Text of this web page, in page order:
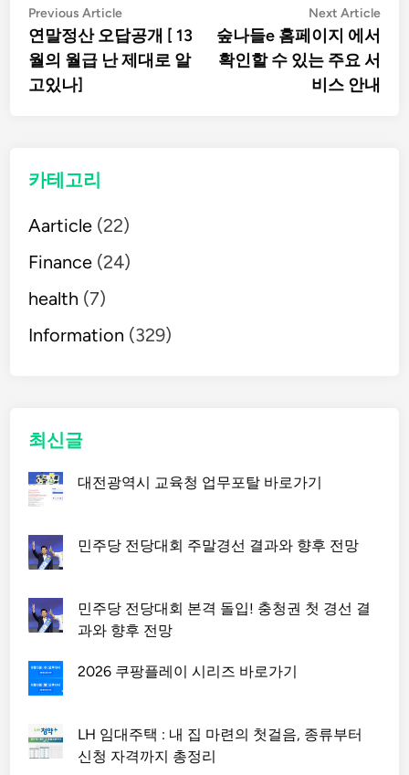
글
탐
색
Previous ArticlePrevious
article:
연말정산 오답공개 [ 13
월의 월급 난 제대로 알
고있나]
Next Article
숲나들e 홈페이지 에서
확인할 수 있는 주요 서
비스 안내
카테고리
Aarticle (22)
Finance (24)
health (7)
Information (329)
최신글
대전광역시 교육청 업무포탈 바로가기
민주당 전당대회 주말경선 결과와 향후 전망
민주당 전당대회 본격 돌입! 충청권 첫 경선 결
과와 향후 전망
2026 쿠팡플레이 시리즈 바로가기
LH 임대주택 : 내 집 마련의 첫걸음, 종류부터
신청 자격까지 총정리